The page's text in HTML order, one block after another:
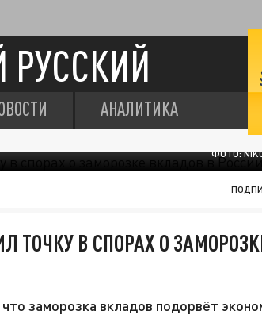
РУССКИЙ
АНАЛИТИКА
ФОТО:
ТОЧКУ В СПОРАХ О
заморозка вкладов подорвёт